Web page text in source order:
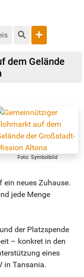
dem Gelände
Foto: Symbolbild
ein neues Zuhause.
jede Menge
der Platzspende
– konkret in den
eines
in Tansania.